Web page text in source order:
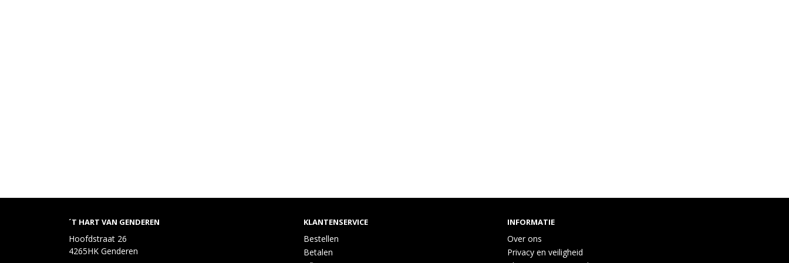
´T HART VAN GENDEREN
Hoofdstraat 26
4265HK Genderen
KLANTENSERVICE
Bestellen
Betalen
INFORMATIE
Over ons
Privacy en veiligheid